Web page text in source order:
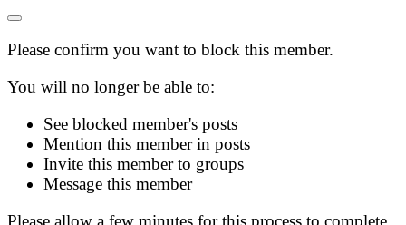
Please confirm you want to block this member.
You will no longer be able to:
See blocked member's posts
Mention this member in posts
Invite this member to groups
Message this member
Please allow a few minutes for this process to complete.